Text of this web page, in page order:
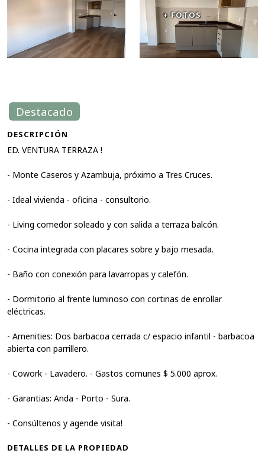
+ FOTOS
Destacado
DESCRIPCIÓN
ED. VENTURA TERRAZA !
- Monte Caseros y Azambuja, próximo a Tres Cruces.
- Ideal vivienda - oficina - consultorio.
- Living comedor soleado y con salida a terraza balcón.
- Cocina integrada con placares sobre y bajo mesada.
- Baño con conexión para lavarropas y calefón.
- Dormitorio al frente luminoso con cortinas de enrollar
eléctricas.
- Amenities: Dos barbacoa cerrada c/ espacio infantil - barbacoa
abierta con parrillero.
- Cowork - Lavadero. - Gastos comunes $ 5.000 aprox.
- Garantias: Anda - Porto - Sura.
- Consúltenos y agende visita!
DETALLES DE LA PROPIEDAD